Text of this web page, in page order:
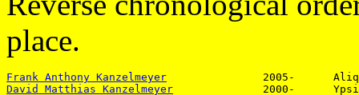
place.
Frank Anthony Kanzelmeyer
David Matthias Kanzelmeyer